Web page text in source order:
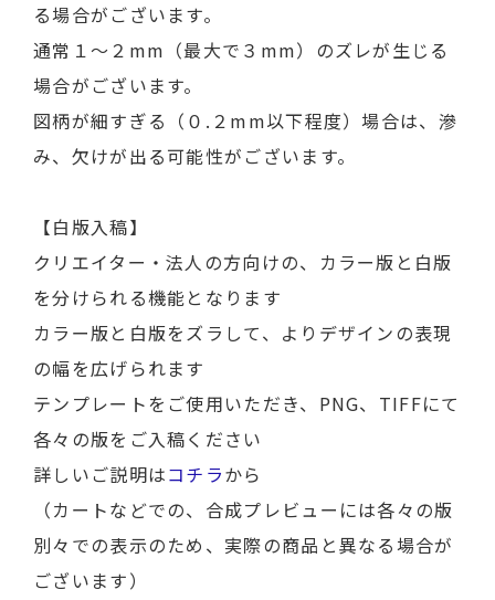
る場合がございます。
通常１～２mm（最大で３mm）のズレが生じる
場合がございます。
図柄が細すぎる（０.２mm以下程度）場合は、滲
み、欠けが出る可能性がございます。
【白版入稿】
クリエイター・法人の方向けの、カラー版と白版
を分けられる機能となります
カラー版と白版をズラして、よりデザインの表現
の幅を広げられます
テンプレートをご使用いただき、PNG、TIFFにて
各々の版をご入稿ください
詳しいご説明はコチラから
（カートなどでの、合成プレビューには各々の版
別々での表示のため、実際の商品と異なる場合が
ございます）